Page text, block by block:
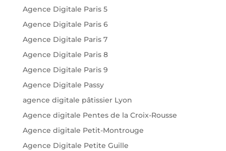
Agence Digitale Paris 5
Agence Digitale Paris 6
Agence Digitale Paris 7
Agence Digitale Paris 8
Agence Digitale Paris 9
Agence Digitale Passy
agence digitale pâtissier Lyon
Agence digitale Pentes de la Croix-Rousse
Agence digitale Petit-Montrouge
Agence Digitale Petite Guille